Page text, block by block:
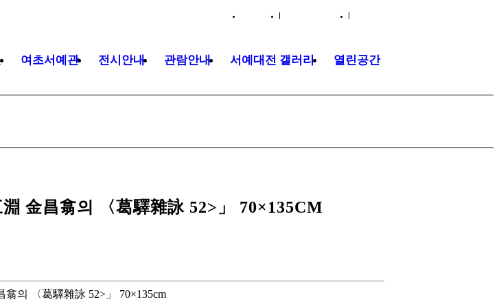
HOME TRAFFIC INFO
여초서예관 전시안내 관람안내 서예대전 갤러리 열린공간
金昌翕의 〈葛驛雜詠 52>」 70×135CM
翕의 〈葛驛雜詠 52>」 70×135cm